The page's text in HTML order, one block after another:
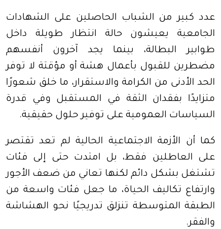
عدد كبير من الشباب الحاصلين على الشهادات
الجامعية يعيشون حالة انتظار طويلة داخل
طوابير البطالة، بينما يجد آخرون أنفسهم
مضطرين للقبول بأعمال هشة أو مؤقتة لا توفر
الحد الأدنى من الكرامة والاستقرار، ما خلق شعورًا
متزايدًا بفقدان الثقة في المستقبل وفي قدرة
السياسات العمومية على توفير حلول حقيقية.
كما أن الأزمة الاجتماعية الحالية لم تعد تقتصر
على العاطلين فقط، بل امتدت حتى إلى فئات
تشتغل بشكل دائم لكنها تعاني من ضعف الأجور
وارتفاع تكاليف الحياة، ما جعل فئات واسعة من
الطبقة المتوسطة تنزلق تدريجيًا نحو الهشاشة
والفقر.